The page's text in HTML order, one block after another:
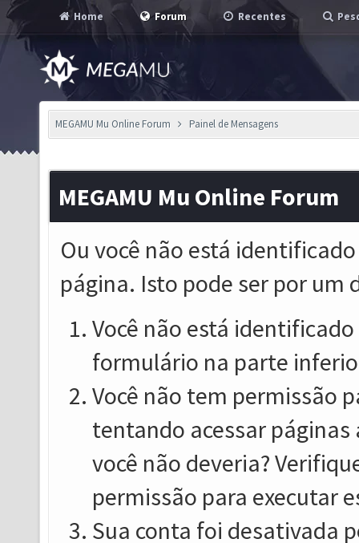
Home Forum Recentes
MEGAMU Mu Online Forum Painel de Mensagens
MEGAMU Mu Online Forum
Ou você não está
página. Isto pode ser por um
Você não está
formulário na parte
Você não tem permissão
tentando acessar
você não deveria?
permissão para executar
Sua conta foi desativada